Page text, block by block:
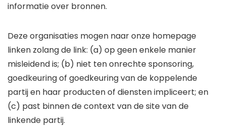
informatie over bronnen.
Deze organisaties mogen naar onze homepage
linken zolang de link: (a) op geen enkele manier
misleidend is; (b) niet ten onrechte sponsoring,
goedkeuring of goedkeuring van de koppelende
partij en haar producten of diensten impliceert; en
(c) past binnen de context van de site van de
linkende partij.